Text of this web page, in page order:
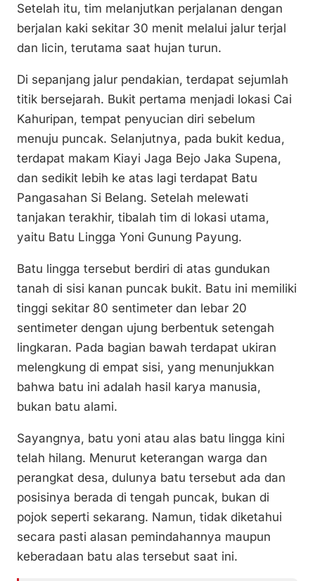
Setelah itu, tim melanjutkan perjalanan dengan
berjalan kaki sekitar 30 menit melalui jalur terjal
dan licin, terutama saat hujan turun.
Di sepanjang jalur pendakian, terdapat sejumlah
titik bersejarah. Bukit pertama menjadi lokasi Cai
Kahuripan, tempat penyucian diri sebelum
menuju puncak. Selanjutnya, pada bukit kedua,
terdapat makam Kiayi Jaga Bejo Jaka Supena,
dan sedikit lebih ke atas lagi terdapat Batu
Pangasahan Si Belang. Setelah melewati
tanjakan terakhir, tibalah tim di lokasi utama,
yaitu Batu Lingga Yoni Gunung Payung.
Batu lingga tersebut berdiri di atas gundukan
tanah di sisi kanan puncak bukit. Batu ini memiliki
tinggi sekitar 80 sentimeter dan lebar 20
sentimeter dengan ujung berbentuk setengah
lingkaran. Pada bagian bawah terdapat ukiran
melengkung di empat sisi, yang menunjukkan
bahwa batu ini adalah hasil karya manusia,
bukan batu alami.
Sayangnya, batu yoni atau alas batu lingga kini
telah hilang. Menurut keterangan warga dan
perangkat desa, dulunya batu tersebut ada dan
posisinya berada di tengah puncak, bukan di
pojok seperti sekarang. Namun, tidak diketahui
secara pasti alasan pemindahannya maupun
keberadaan batu alas tersebut saat ini.